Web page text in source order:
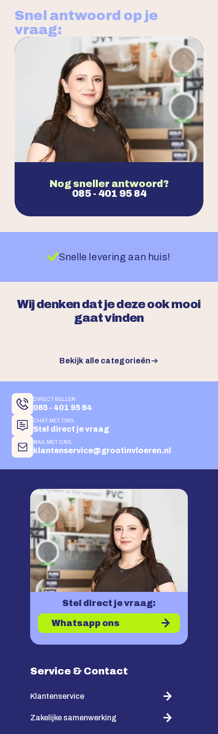
Snel antwoord op je
vraag:
Nog sneller antwoord?
085 - 401 95 84
Snelle levering aan huis!
Wij denken dat je deze ook mooi
gaat vinden
Bekijk alle categorieën
DIRECT BELLEN
085 - 401 95 84
CHAT MET ONS
Stel direct je vraag
MAIL MET ONS
klantenservice@grootinvloeren.nl
Stel direct je vraag:
Whatsapp ons
Service & Contact
Klantenservice
Zakelijke samenwerking